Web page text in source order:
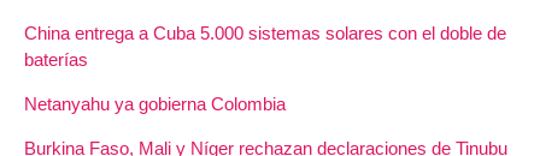
China entrega a Cuba 5.000 sistemas solares con el doble de
baterías
Netanyahu ya gobierna Colombia
Burkina Faso, Mali y Níger rechazan declaraciones de Tinubu